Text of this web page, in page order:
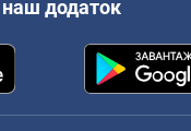
додаток